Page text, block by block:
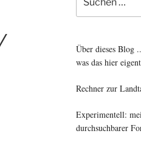
nach:
Über dieses Blog
was das hier
Rechner zur
Experimentell:
durchsuchbarer